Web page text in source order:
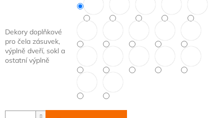
Dekory doplňkové
pro čela zásuvek,
výplně dveří, sokl a
ostatní výplně